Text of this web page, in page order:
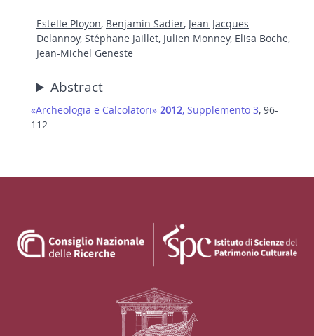
Estelle Ployon, Benjamin Sadier, Jean-Jacques
Delannoy, Stéphane Jaillet, Julien Monney, Elisa Boche,
Jean-Michel Geneste
Abstract
«Archeologia e Calcolatori» 2012, Supplemento 3, 96-
112